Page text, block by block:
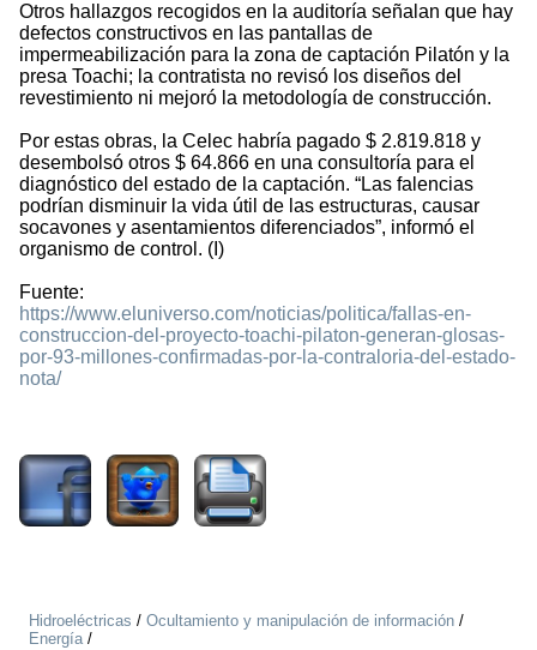
Otros hallazgos recogidos en la auditoría señalan que hay
defectos constructivos en las pantallas de
impermeabilización para la zona de captación Pilatón y la
presa Toachi; la contratista no revisó los diseños del
revestimiento ni mejoró la metodología de construcción.
Por estas obras, la Celec habría pagado $ 2.819.818 y
desembolsó otros $ 64.866 en una consultoría para el
diagnóstico del estado de la captación. “Las falencias
podrían disminuir la vida útil de las estructuras, causar
socavones y asentamientos diferenciados”, informó el
organismo de control. (I)
Fuente:
https://www.eluniverso.com/noticias/politica/fallas-en-
construccion-del-proyecto-toachi-pilaton-generan-glosas-
por-93-millones-confirmadas-por-la-contraloria-del-estado-
nota/
Hidroeléctricas / Ocultamiento y manipulación de información /
Energía/